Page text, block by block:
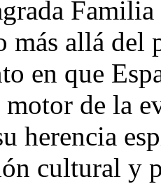
más allá
en que
de la
herencia
cultural y